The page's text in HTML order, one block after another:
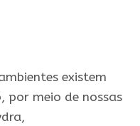
existem
por meio de nossas